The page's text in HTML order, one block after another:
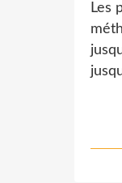
Les